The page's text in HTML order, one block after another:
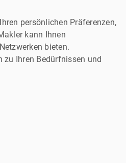
und den Return on
persönlichen Präferenzen,
kann Ihnen
bieten.
zu Ihren Bedürfnissen und